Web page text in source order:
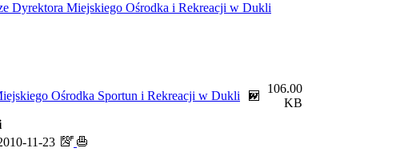
Dyrektora Miejskiego Ośrodka i Rekreacji w Dukli
Ośrodka Sportun i Rekreacji w Dukli
106.00
KB
11-23